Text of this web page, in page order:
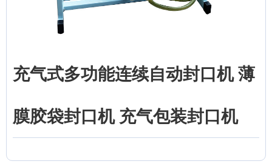
充气式多功能连续自动封口机 薄
膜胶袋封口机 充气包装封口机